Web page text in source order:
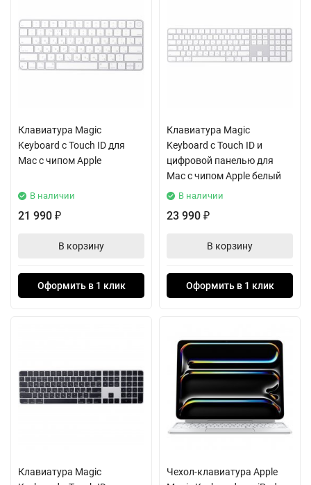
Клавиатура Magic
Keyboard с Touch ID для
Mac с чипом Apple
В наличии
21 990 ₽
В корзину
Оформить в 1 клик
Клавиатура Magic
Keyboard с Touch ID и
цифровой панелью для
Mac с чипом Apple белый
В наличии
23 990 ₽
В корзину
Оформить в 1 клик
Клавиатура Magic
Чехол-клавиатура Apple